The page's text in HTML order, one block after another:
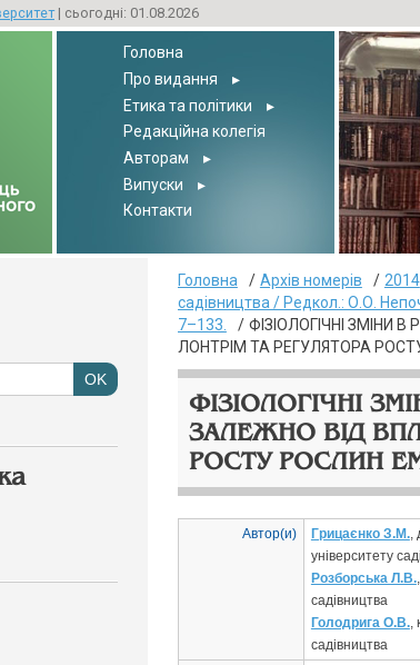
| сьогодні: 01.08.2026
Головна
Про видання
▸
Етика та політики
▸
Редакційна колегія
Авторам
▸
Випуски
▸
Контакти
Головна Архів номерів 2014
садівництва / Редкол.: О.О.
7–133.
ФІЗІОЛОГІЧНІ ЗМІНИ
ЛОНТРІМ ТА РЕГУЛЯТОРА
ФІЗІОЛОГІЧНІ
ЗАЛЕЖНО ВІД
РОСТУ РОСЛИН
Автор(и) Грицаєнко З.М.,
університету
Розборська Л.В.
садівництва
Голодрига О.В.,
садівництва